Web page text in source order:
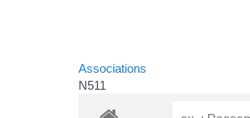
Associations
N511